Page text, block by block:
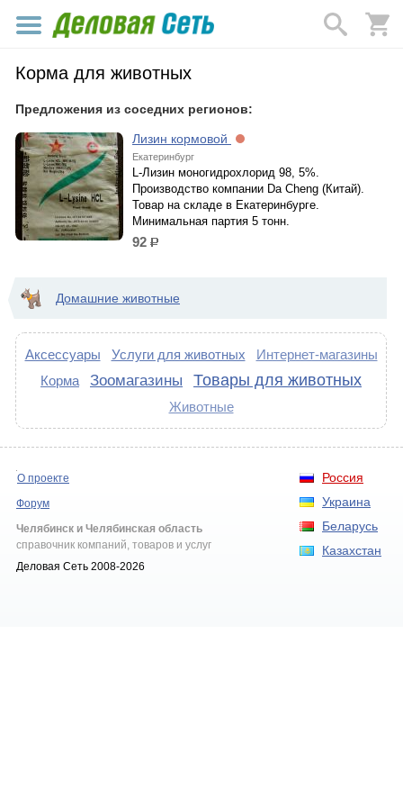
Корма для животных
Предложения из соседних регионов:
Лизин кормовой
Екатеринбург
L-Лизин моногидрохлорид 98, 5%.
Производство компании Da Cheng (Китай).
Товар на складе в Екатеринбурге.
Минимальная партия 5 тонн.
92 р.
Домашние животные
Аксессуары Услуги для животных
Интернет-магазины
Корма
Зоомагазины Товары для животных
Животные
Россия
Украина
Беларусь
Казахстан
О проекте
Форум
Челябинск и Челябинская область
справочник компаний, товаров и услуг
Деловая Сеть 2008-2026